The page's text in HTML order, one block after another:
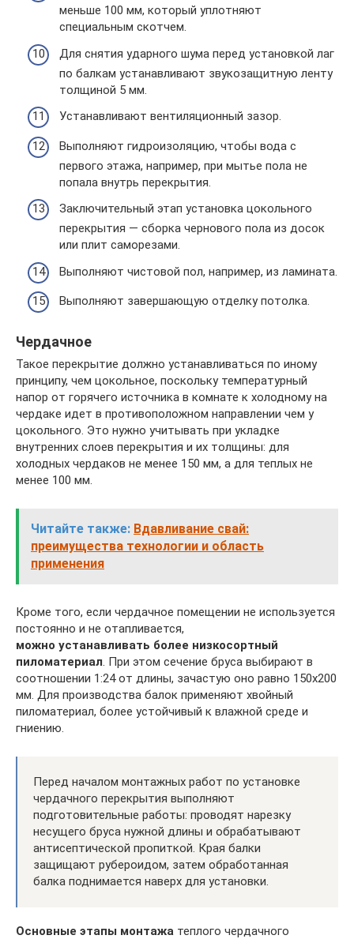
меньше 100 мм, который уплотняют
специальным скотчем.
Для снятия ударного шума перед установкой лаг
по балкам устанавливают звукозащитную ленту
толщиной 5 мм.
Устанавливают вентиляционный зазор.
Выполняют гидроизоляцию, чтобы вода с
первого этажа, например, при мытье пола не
попала внутрь перекрытия.
Заключительный этап установка цокольного
перекрытия — сборка чернового пола из досок
или плит саморезами.
Выполняют чистовой пол, например, из ламината.
Выполняют завершающую отделку потолка.
Чердачное
Такое перекрытие должно устанавливаться по иному
принципу, чем цокольное, поскольку температурный
напор от горячего источника в комнате к холодному на
чердаке идет в противоположном направлении чем у
цокольного. Это нужно учитывать при укладке
внутренних слоев перекрытия и их толщины: для
холодных чердаков не менее 150 мм, а для теплых не
менее 100 мм.
Читайте также: Вдавливание свай:
преимущества технологии и область
применения
Кроме того, если чердачное помещении не используется
постоянно и не отапливается,
можно устанавливать более низкосортный
пиломатериал. При этом сечение бруса выбирают в
соотношении 1:24 от длины, зачастую оно равно 150х200
мм. Для производства балок применяют хвойный
пиломатериал, более устойчивый к влажной среде и
гниению.
Перед началом монтажных работ по установке
чердачного перекрытия выполняют
подготовительные работы: проводят нарезку
несущего бруса нужной длины и обрабатывают
антисептической пропиткой. Края балки
защищают рубероидом, затем обработанная
балка поднимается наверх для установки.
Основные этапы монтажа теплого чердачного